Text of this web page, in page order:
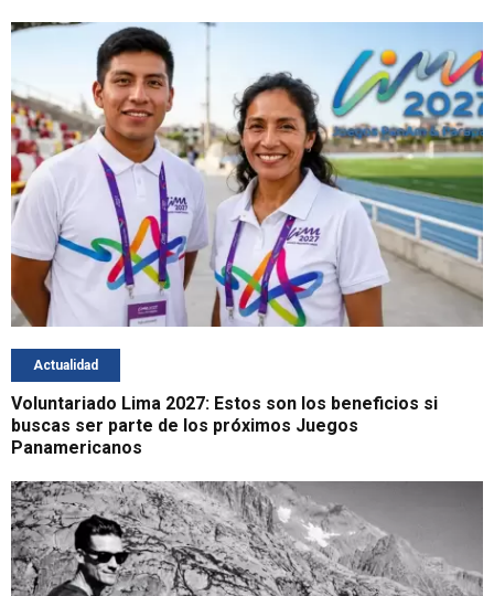
Actualidad
Voluntariado Lima 2027: Estos son los beneficios si
buscas ser parte de los próximos Juegos
Panamericanos